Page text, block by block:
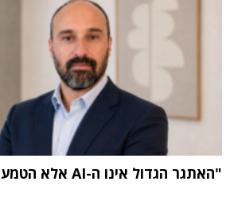
"האתגר הגדול אינו ה-AI אלא הטמעתה בארגון"